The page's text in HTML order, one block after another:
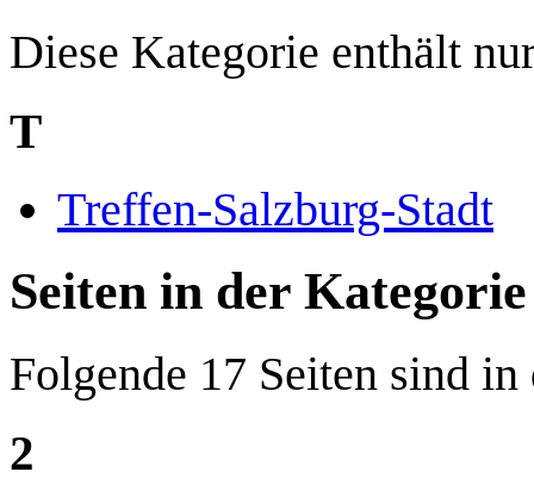
Diese Kategorie enthält
T
Treffen-Salzburg-Stadt
Seiten in der
Folgende 17 Seiten sind
2